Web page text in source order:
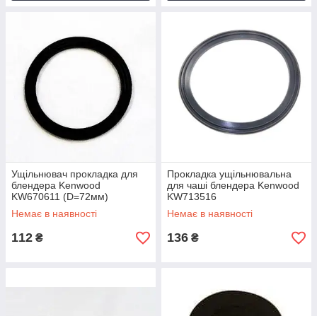
Ущільнювач прокладка для
блендера Kenwood
KW670611 (D=72мм)
Немає в наявності
112 ₴
Прокладка ущільнювальна
для чаші блендера Kenwood
KW713516
Немає в наявності
136 ₴